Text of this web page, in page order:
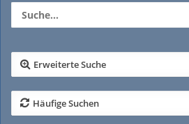
Erweiterte Suche
Häufige Suchen